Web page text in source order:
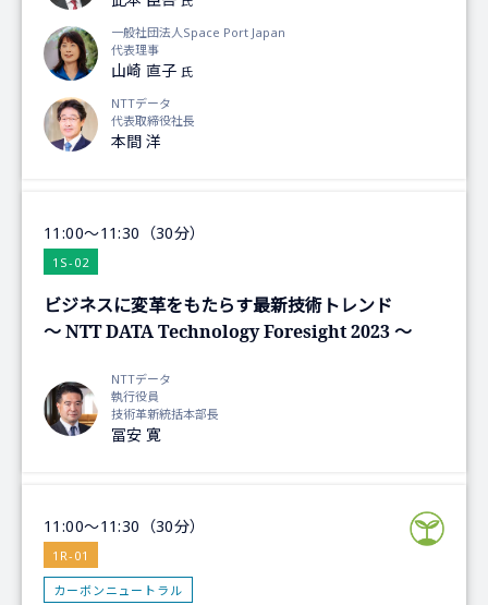
一般社団法人Space Port Japan
代表理事
山崎 直子 氏
NTTデータ
代表取締役社長
本間 洋
11:00～11:30（30分）
1S-02
ビジネスに変革をもたらす最新技術トレンド
～ NTT DATA Technology Foresight 2023 ～
NTTデータ
執行役員
技術革新統括本部長
冨安 寛
11:00～11:30（30分）
1R-01
カーボンニュートラル